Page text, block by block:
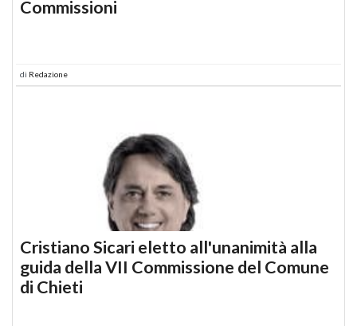
Commissioni
di Redazione
Cristiano Sicari eletto all'unanimità alla
guida della VII Commissione del Comune
di Chieti